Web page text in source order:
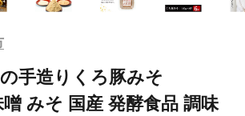
手造りくろ豚みそ
みそ 国産 発酵食品 調味